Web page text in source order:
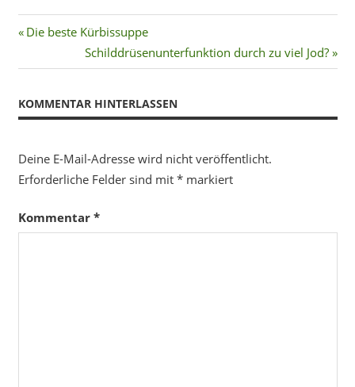
Beitragsnavigation
Vorheriger
Die beste Kürbissuppe
Nächster
Beitrag:
Schilddrüsenunterfunktion durch zu viel Jod?
KOMMENTAR HINTERLASSEN
Deine E-Mail-Adresse wird nicht veröffentlicht.
Erforderliche Felder sind mit *markiert
Kommentar *